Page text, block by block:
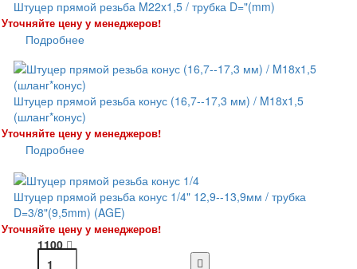
Штуцер прямой резьба M22x1,5 / трубка D="(mm)
Уточняйте цену у менеджеров!
Подробнее
Штуцер прямой резьба конус (16,7--17,3 мм) / M18x1,5
(шланг*конус)
Уточняйте цену у менеджеров!
Подробнее
Штуцер прямой резьба конус 1/4" 12,9--13,9мм / трубка
D=3/8"(9,5mm) (AGE)
Уточняйте цену у менеджеров!
1100